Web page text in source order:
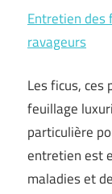
Entretien des
ravageurs
Les ficus, ces
feuillage
particulière
entretien est
maladies et